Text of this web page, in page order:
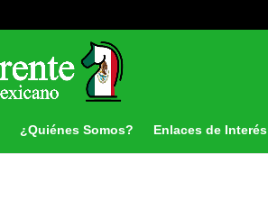
¿Quiénes Somos? Enlaces de Interés